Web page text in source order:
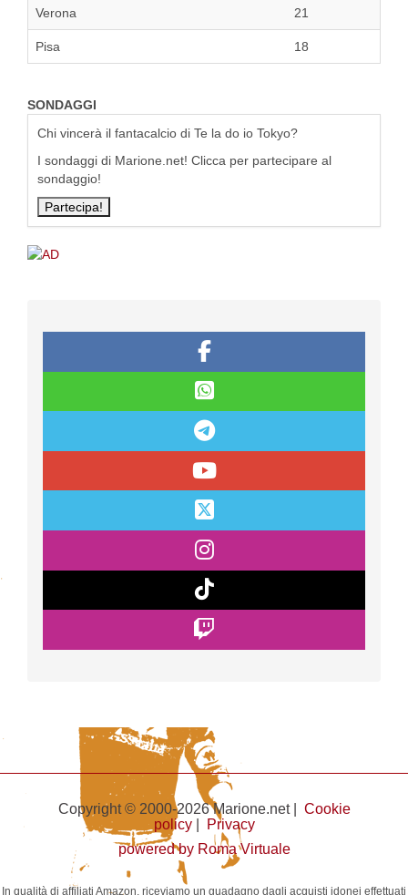
Verona 21
Pisa 18
SONDAGGI
Chi vincerà il fantacalcio di Te la do io Tokyo?
I sondaggi di Marione.net! Clicca per partecipare al
sondaggio!
Copyright © 2000-2026 Marione.net | Cookie
policy|
Privacy
powered by Roma Virtuale
In qualità di affiliati Amazon, riceviamo un guadagno dagli acquisti idonei effettuati